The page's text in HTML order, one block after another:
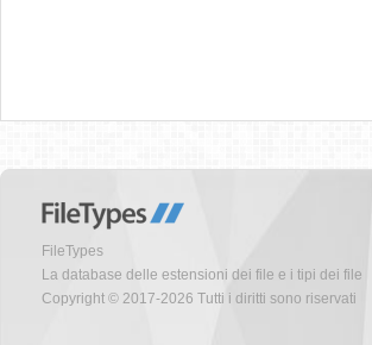
FileTypes
La database delle estensioni dei file e i tipi dei file
Copyright © 2017-2026 Tutti i diritti sono riservati